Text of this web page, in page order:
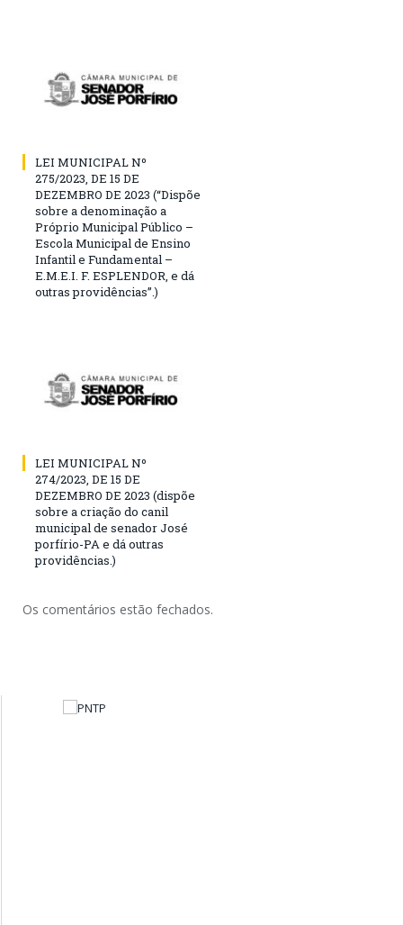
LEI MUNICIPAL Nº
275/2023, DE 15 DE
DEZEMBRO DE 2023 (“Dispõe
sobre a denominação a
Próprio Municipal Público –
Escola Municipal de Ensino
Infantil e Fundamental –
E.M.E.I. F. ESPLENDOR, e dá
outras providências”.)
LEI MUNICIPAL Nº
274/2023, DE 15 DE
DEZEMBRO DE 2023 (dispõe
sobre a criação do canil
municipal de senador José
porfírio-PA e dá outras
providências.)
Os comentários estão fechados.